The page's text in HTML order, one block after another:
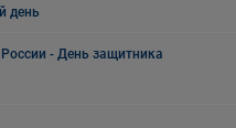
день
- День защитника